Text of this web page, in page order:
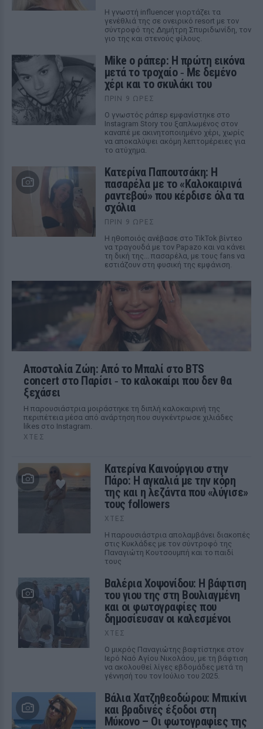
Η γνωστή influencer γιορτάζει τα
γενέθλιά της σε ονειρικό resort με τον
σύντροφό της Δημήτρη Σπυριδωνίδη, τον
γιο της και στενούς φίλους.
Mike ο ράπερ: Η πρώτη εικόνα
μετά το τροχαίο ‑ Με δεμένο
χέρι και το σκυλάκι του
ΠΡΙΝ 9 ΏΡΕΣ
Ο γνωστός ράπερ εμφανίστηκε στο
Instagram Story του ξαπλωμένος στον
καναπέ με ακινητοποιημένο χέρι, χωρίς
να αποκαλύψει ακόμη λεπτομέρειες για
το ατύχημα.
Κατερίνα Παπουτσάκη: Η
πασαρέλα με το «Καλοκαιρινά
ραντεβού» που κέρδισε όλα τα
σχόλια
ΠΡΙΝ 9 ΏΡΕΣ
Η ηθοποιός ανέβασε στο TikTok βίντεο
να τραγουδά με τον Papazo και να κάνει
τη δική της... πασαρέλα, με τους fans να
εστιάζουν στη φυσική της εμφάνιση.
Αποστολία Ζώη: Από το Μπαλί στο BTS
concert στο Παρίσι ‑ το καλοκαίρι που δεν θα
ξεχάσει
Η παρουσιάστρια μοιράστηκε τη διπλή καλοκαιρινή της
περιπέτεια μέσα από ανάρτηση που συγκέντρωσε χιλιάδες
likes στο Instagram.
ΧΤΕΣ
Κατερίνα Καινούργιου στην
Πάρο: Η αγκαλιά με την κόρη
της και η λεζάντα που «λύγισε»
τους followers
ΧΤΕΣ
Η παρουσιάστρια απολαμβάνει διακοπές
στις Κυκλάδες με τον σύντροφό της
Παναγιώτη Κουτσουμπή και το παιδί
τους
Βαλέρια Χοψονίδου: Η βάφτιση
του γιου της στη Βουλιαγμένη
και οι φωτογραφίες που
δημοσίευσαν οι καλεσμένοι
ΧΤΕΣ
Ο μικρός Παναγιώτης βαφτίστηκε στον
Ιερό Ναό Αγίου Νικολάου, με τη βάφτιση
να ακολουθεί λίγες εβδομάδες μετά τη
γέννησή του τον Ιούλιο του 2025.
Βάλια Χατζηθεοδώρου: Μπικίνι
και βραδινές έξοδοι στη
Μύκονο – Οι φωτογραφίες της